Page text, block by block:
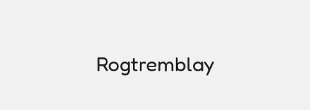
Rogtremblay